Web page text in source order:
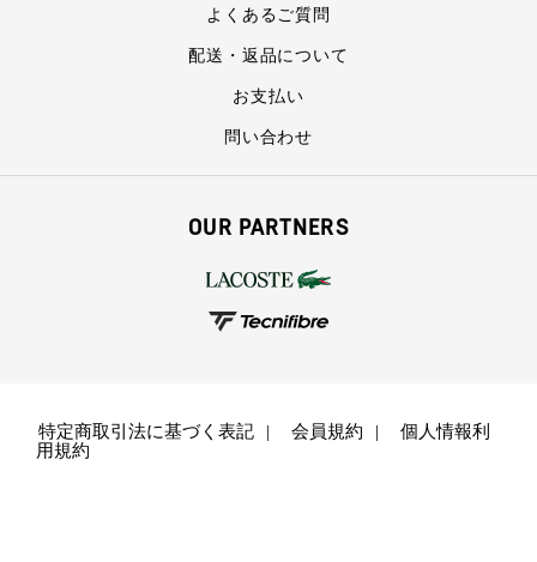
よくあるご質問
配送・返品について
お支払い
問い合わせ
OUR PARTNERS
特定商取引法に基づく表記 会員規約
個人情報利
用規約